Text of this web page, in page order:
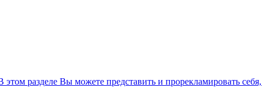
этом разделе Вы можете представить и прорекламировать